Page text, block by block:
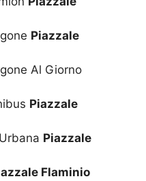
Piazzale
Al Giorno
Piazzale
Piazzale
Flaminio